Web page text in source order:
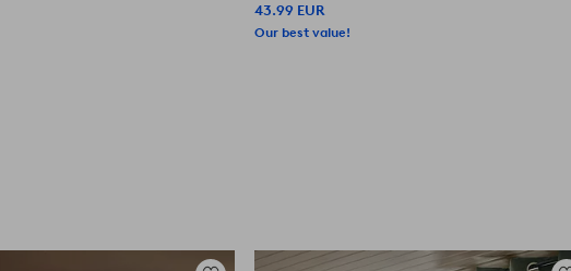
43.99 EUR
Our best value!